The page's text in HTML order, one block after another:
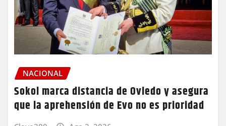
NACIONAL
Sokol marca distancia de Oviedo y asegura
que la aprehensión de Evo no es prioridad